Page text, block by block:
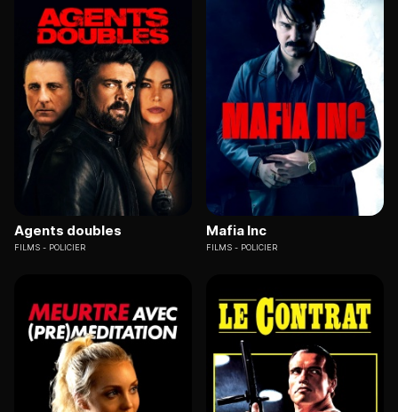
Agents doubles
FILMS POLICIER
Mafia Inc
FILMS POLICIER